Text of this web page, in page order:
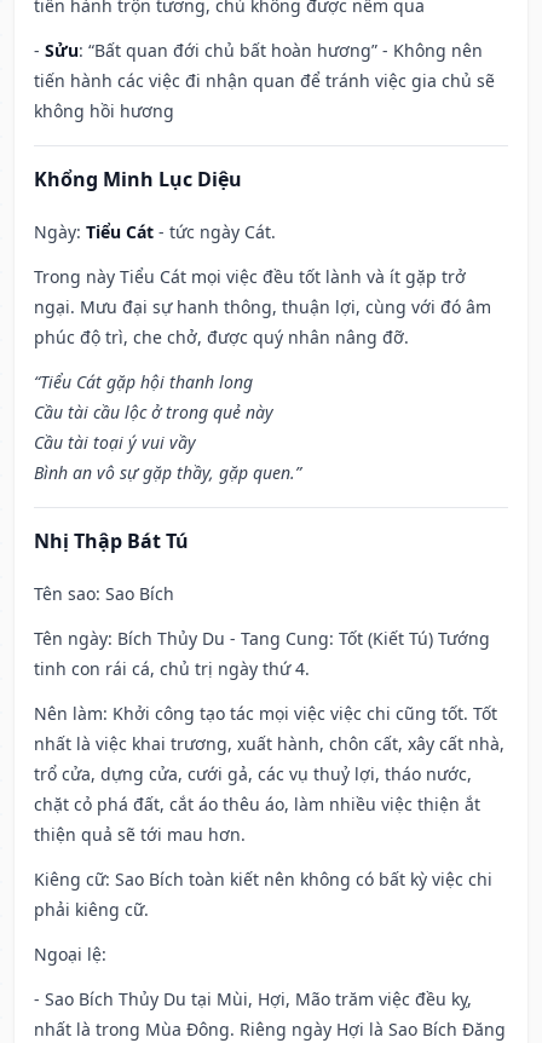
tiến hành trộn tương, chủ không được nếm qua
- Sửu: “Bất quan đới chủ bất hoàn hương” - Không nên
tiến hành các việc đi nhận quan để tránh việc gia chủ sẽ
không hồi hương
Khổng Minh Lục Diệu
Ngày: Tiểu Cát - tức ngày Cát.
Trong này Tiểu Cát mọi việc đều tốt lành và ít gặp trở
ngại. Mưu đại sự hanh thông, thuận lợi, cùng với đó âm
phúc độ trì, che chở, được quý nhân nâng đỡ.
“Tiểu Cát gặp hội thanh long
Cầu tài cầu lộc ở trong quẻ này
Cầu tài toại ý vui vầy
Bình an vô sự gặp thầy, gặp quen.”
Nhị Thập Bát Tú
Tên sao: Sao Bích
Tên ngày: Bích Thủy Du - Tang Cung: Tốt (Kiết Tú) Tướng
tinh con rái cá, chủ trị ngày thứ 4.
Nên làm: Khởi công tạo tác mọi việc việc chi cũng tốt. Tốt
nhất là việc khai trương, xuất hành, chôn cất, xây cất nhà,
trổ cửa, dựng cửa, cưới gả, các vụ thuỷ lợi, tháo nước,
chặt cỏ phá đất, cắt áo thêu áo, làm nhiều việc thiện ắt
thiện quả sẽ tới mau hơn.
Kiêng cữ: Sao Bích toàn kiết nên không có bất kỳ việc chi
phải kiêng cữ.
Ngoại lệ:
- Sao Bích Thủy Du tại Mùi, Hợi, Mão trăm việc đều kỵ,
nhất là trong Mùa Đông. Riêng ngày Hợi là Sao Bích Đăng